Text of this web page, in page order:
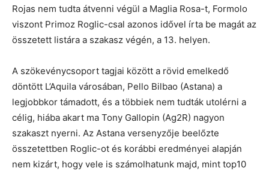
Rojas nem tudta átvenni végül a Maglia Rosa-t, Formolo
viszont Primoz Roglic-csal azonos idővel írta be magát az
összetett listára a szakasz végén, a 13. helyen.
A szökevénycsoport tagjai között a rövid emelkedő
döntött L’Aquila városában, Pello Bilbao (Astana) a
legjobbkor támadott, és a többiek nem tudták utolérni a
célig, hiába akart ma Tony Gallopin (Ag2R) nagyon
szakaszt nyerni. Az Astana versenyzője beelőzte
összetettben Roglic-ot és korábbi eredményei alapján
nem kizárt, hogy vele is számolhatunk majd, mint top10